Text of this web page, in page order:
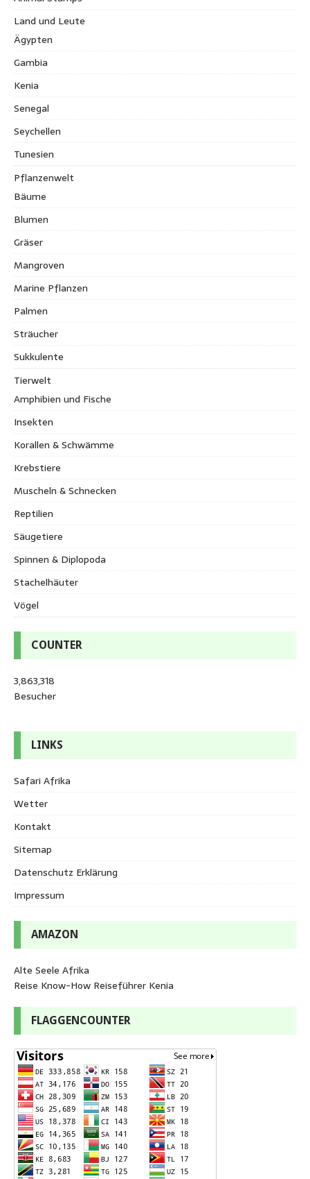
Land und Leute
Ägypten
Gambia
Kenia
Senegal
Seychellen
Tunesien
Pflanzenwelt
Bäume
Blumen
Gräser
Mangroven
Marine Pflanzen
Palmen
Sträucher
Sukkulente
Tierwelt
Amphibien und Fische
Insekten
Korallen & Schwämme
Krebstiere
Muscheln & Schnecken
Reptilien
Säugetiere
Spinnen & Diplopoda
Stachelhäuter
Vögel
COUNTER
3,863,318
Besucher
LINKS
Safari Afrika
Wetter
Kontakt
Sitemap
Datenschutz Erklärung
Impressum
AMAZON
Alte Seele Afrika
Reise Know-How Reiseführer Kenia
FLAGGENCOUNTER